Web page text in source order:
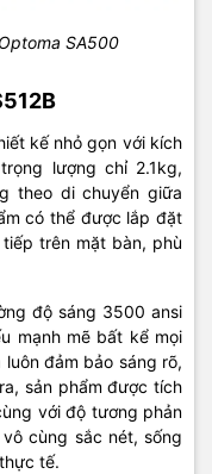
SA500
kế nhỏ gọn với kích
lượng chỉ 2.1kg,
theo di chuyển giữa
có thể được lắp đặt
trên mặt bàn, phù
độ sáng 3500 ansi
mạnh mẽ bất kể mọi
đảm bảo sáng rõ,
sản phẩm được tích
với độ tương phản
cùng sắc nét, sống
tế.